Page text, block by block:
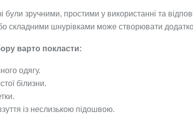
були зручними, простими у використанні та
складними шнурівками може створювати
варто покласти:
одягу.
білизни.
із неслизькою підошвою.